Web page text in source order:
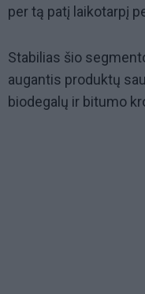
per tą patį laikotarpį
Stabilias šio
augantis produktų
biodegalų ir bitumo